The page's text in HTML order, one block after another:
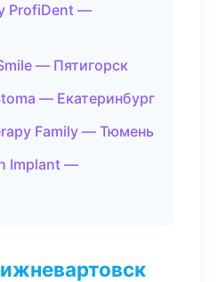
ProfiDent —
— Пятигорск
— Екатеринбург
Family — Тюмень
Implant —